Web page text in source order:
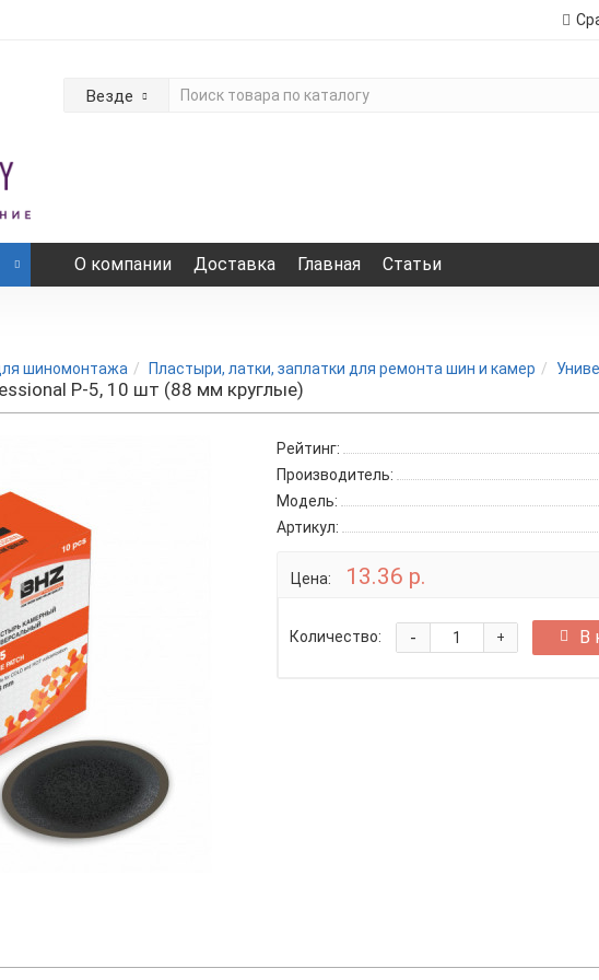
Везде
О компании Доставка Главная Статьи
шиномонтажа Пластыри, латки, заплатки для ремонта шин и камер
P-5, 10 шт (88 мм круглые)
Рейтинг:
Производитель:
Модель:
Артикул:
Цена: 13.36 р.
Количество: +
- В